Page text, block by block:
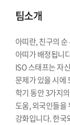
팀소개
아띠란, 친구의
아띠가 배정됩니
ISO 스태프는 자
문제가 있을 시에
학기 동안 3가지
도움, 외국인들을
강화입니다. 한국